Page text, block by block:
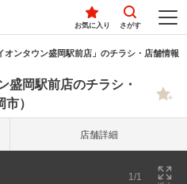
お気に入り さがす
オンタウン盛岡駅前店」のチラシ・店舗情報
盛岡駅前店のチラシ・
）
店舗詳細
1/1